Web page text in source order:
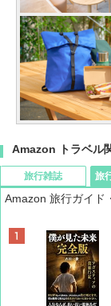
Amazon トラベル
旅行雑誌 旅
Amazon 旅行ガイド